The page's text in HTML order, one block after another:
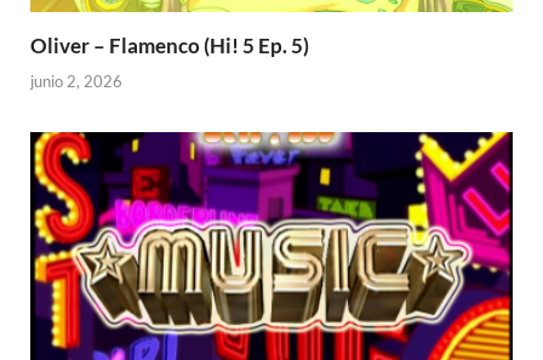
Oliver – Flamenco (Hi! 5 Ep. 5)
junio 2, 2026